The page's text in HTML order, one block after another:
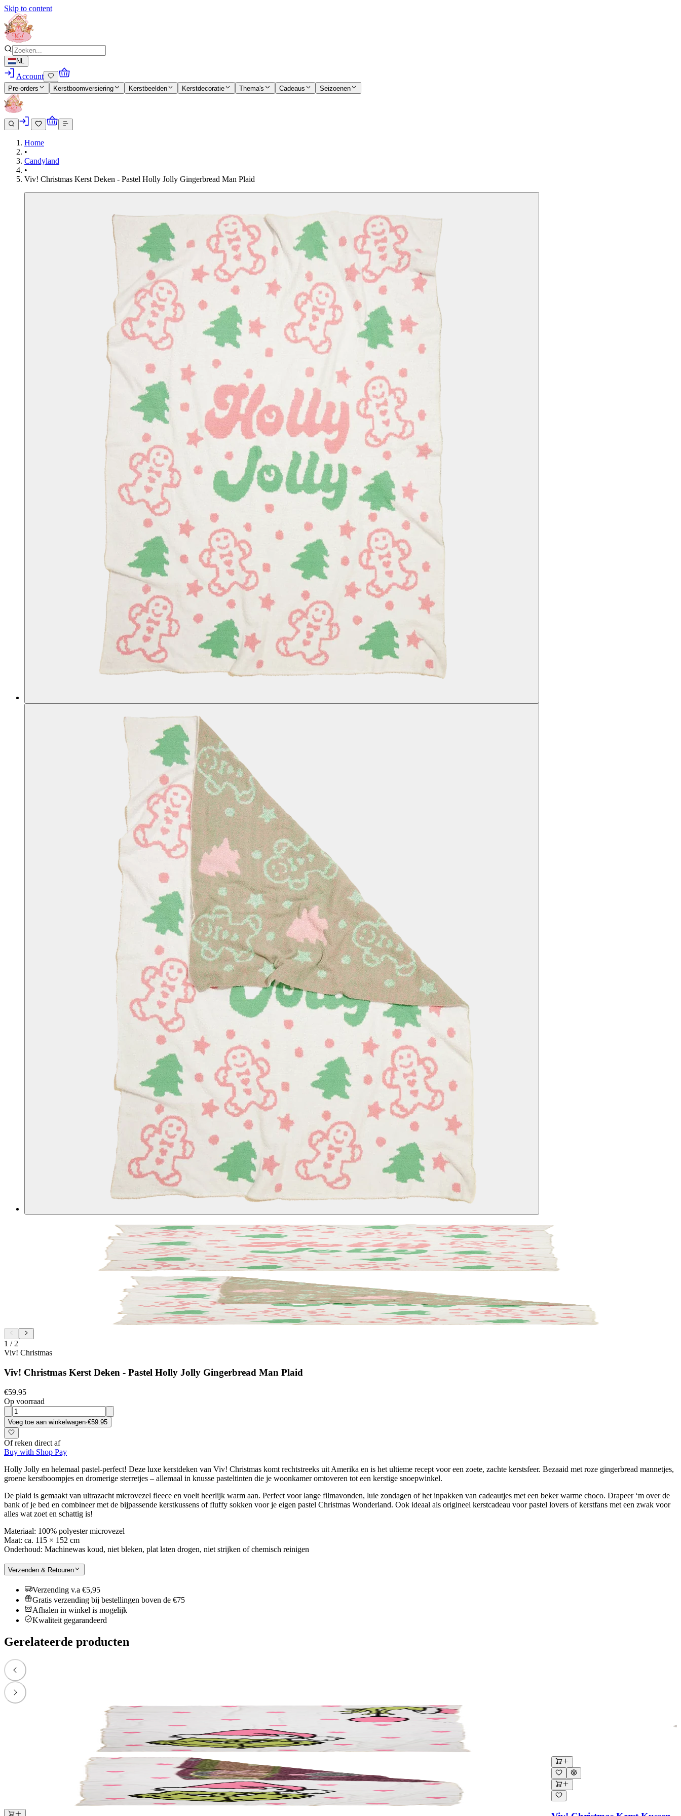
Skip to content
NL
Account
Pre-orders Kerstboomversiering Kerstbeelden Kerstdecoratie Thema's Cadeaus Seizoenen
Home
•
Candyland
•
Viv! Christmas Kerst Deken - Pastel Holly Jolly Gingerbread Man Plaid
1 / 2
Viv! Christmas
Viv! Christmas Kerst Deken - Pastel Holly Jolly Gingerbread Man Plaid
€59.95
Op voorraad
Voeg toe aan winkelwagen·€59.95
Of reken direct af
Buy with Shop Pay
Holly Jolly en helemaal pastel-perfect! Deze luxe kerstdeken van Viv! Christmas komt rechtstreeks uit Amerika en is het ultieme recept voor een zoete, zachte kerstsfeer. Bezaaid met roze gingerbread mannetjes,
groene kerstboompjes en dromerige sterretjes – allemaal in knusse pasteltinten die je woonkamer omtoveren tot een kerstige snoepwinkel.
De plaid is gemaakt van ultrazacht microvezel fleece en voelt heerlijk warm aan. Perfect voor lange filmavonden, luie zondagen of het inpakken van cadeautjes met een beker warme choco. Drapeer ‘m over de
bank of je bed en combineer met de bijpassende kerstkussens of fluffy sokken voor je eigen pastel Christmas Wonderland. Ook ideaal als origineel kerstcadeau voor pastel lovers of kerstfans met een zwak voor
alles wat zoet en schattig is!
Materiaal: 100% polyester microvezel
Maat: ca. 115 × 152 cm
Onderhoud: Machinewas koud, niet bleken, plat laten drogen, niet strijken of chemisch reinigen
Verzenden & Retouren
Verzending v.a €5,95
Gratis verzending bij bestellingen boven de €75
Afhalen in winkel is mogelijk
Kwaliteit gegarandeerd
Gerelateerde producten